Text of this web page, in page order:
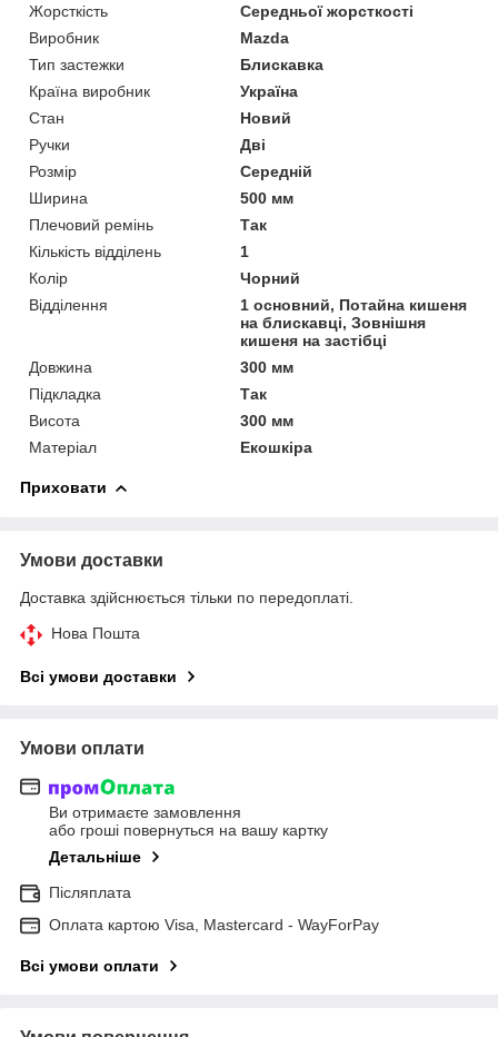
Жорсткість
Середньої жорсткості
Виробник
Mazda
Тип застежки
Блискавка
Країна виробник
Україна
Стан
Новий
Ручки
Дві
Розмір
Середній
Ширина
500 мм
Плечовий ремінь
Так
Кількість відділень
1
Колір
Чорний
Відділення
1 основний, Потайна кишеня
на блискавці, Зовнішня
кишеня на застібці
Довжина
300 мм
Підкладка
Так
Висота
300 мм
Матеріал
Екошкіра
Приховати
Умови доставки
Доставка здійснюється тільки по передоплаті.
Нова Пошта
Всі умови доставки
Умови оплати
Ви отримаєте замовлення
або гроші повернуться на вашу картку
Детальніше
Післяплата
Оплата картою Visa, Mastercard - WayForPay
Всі умови оплати